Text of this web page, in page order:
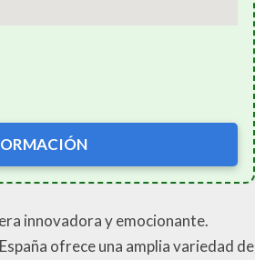
innovadora y emocionante.
ofrece una amplia variedad de